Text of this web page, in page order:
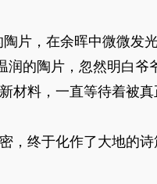
片，在余晖中微微发
润的陶片，忽然明白爷
材料，一直等待着被真
，终于化作了大地的诗